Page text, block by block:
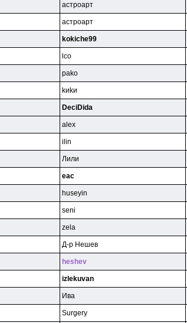
acтpoapт
acтpoapт
kokiche99
lco
pako
kиkи
DeciDida
alex
ilin
Лили
eac
huseyin
seni
zela
Д-p Heшeв
heshev
izlekuvan
Ивa
Surgery